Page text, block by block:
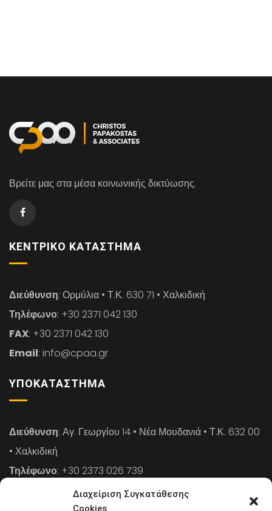
Διαχείριση Συγκατάθεσης
Cookies
Βρείτε μας στα μέσα κοινωνικής δικτύωσης.
ΚΕΝΤΡΙΚΌ ΚΑΤΆΣΤΗΜΑ
Διεύθυνση: Ορμύλια • Τ.Κ. 630 71 • Χαλκιδική
Τηλέφωνο: +30 2371 042 130
FAX: +30 2371 042 130
Email: info@cpaa.gr
ΥΠΟΚΑΤΆΣΤΗΜΑ
Διεύθυνση: Αγ. Γεωργίου 14 • Νέα Μουδανιά • Τ.Κ. 632 00
• Χαλκιδική
Τηλέφωνο: +30 2373 026 739
: +30 2373 026 739